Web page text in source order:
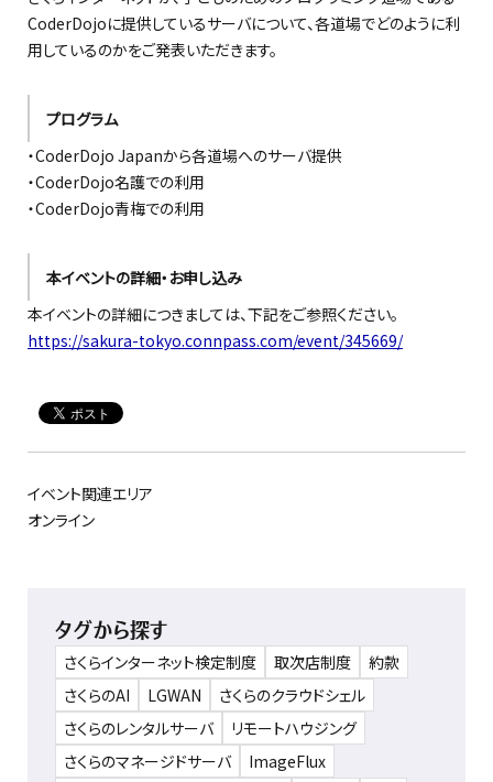
CoderDojoに提供しているサーバについて、各道場でどのように利
用しているのかをご発表いただきます。
プログラム
・CoderDojo Japanから各道場へのサーバ提供
・CoderDojo名護での利用
・CoderDojo青梅での利用
本イベントの詳細・お申し込み
本イベントの詳細につきましては、下記をご参照ください。
https://sakura-tokyo.connpass.com/event/345669/
イベント関連エリア
オンライン
タグから探す
さくらインターネット検定制度 取次店制度
約款
さくらのAI
LGWAN
さくらのクラウドシェル
さくらのレンタルサーバ
リモートハウジング
さくらのマネージドサーバ
ImageFlux